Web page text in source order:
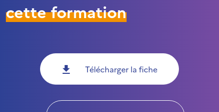
cette formation
Télécharger la fiche